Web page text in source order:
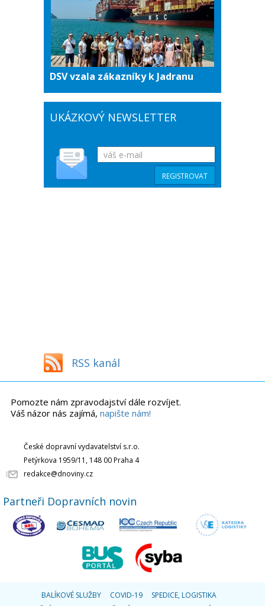
DSV vzala zákazníky k Jadranu
UKÁZKOVÝ NEWSLETTER
RSS kanál
Pomozte nám zpravodajství dále rozvíjet.
Váš názor nás zajímá, napište nám!
České dopravní vydavatelství s.r.o.
Petýrkova 1959/11, 148 00 Praha 4
redakce@dnoviny.cz
Partneři Dopravních novin
BALÍKOVÉ SLUŽBY COVID-19
SPEDICE, LOGISTIKA